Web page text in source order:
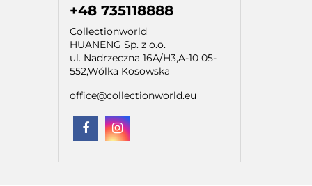
+48 735118888
Collectionworld
HUANENG Sp. z o.o.
ul. Nadrzeczna 16A/H3,A-10 05-
552,Wólka Kosowska
office@collectionworld.eu